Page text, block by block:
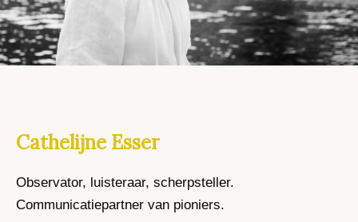
Cathelijne Esser
Observator, luisteraar, scherpsteller.
Communicatiepartner van pioniers.